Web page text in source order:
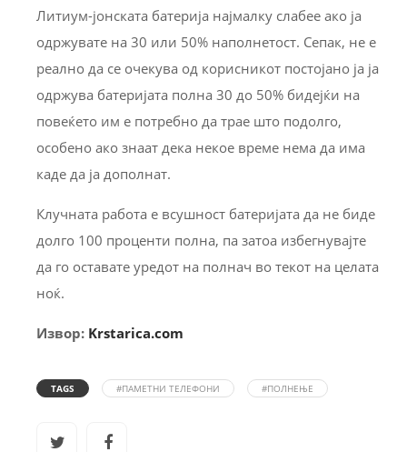
Литиум-јонската батерија најмалку слабее ако ја
одржувате на 30 или 50% наполнетост. Сепак, не е
реално да се очекува од корисникот постојано ја ја
одржува батеријата полна 30 до 50% бидејќи на
повеќето им е потребно да трае што подолго,
особено ако знаат дека некое време нема да има
каде да ја дополнат.
Клучната работа е всушност батеријата да не биде
долго 100 проценти полна, па затоа избегнувајте
да го оставате уредот на полнач во текот на целата
ноќ.
Извор: Krstarica.com
TAGS #ПАМЕТНИ ТЕЛЕФОНИ #ПОЛНЕЊЕ